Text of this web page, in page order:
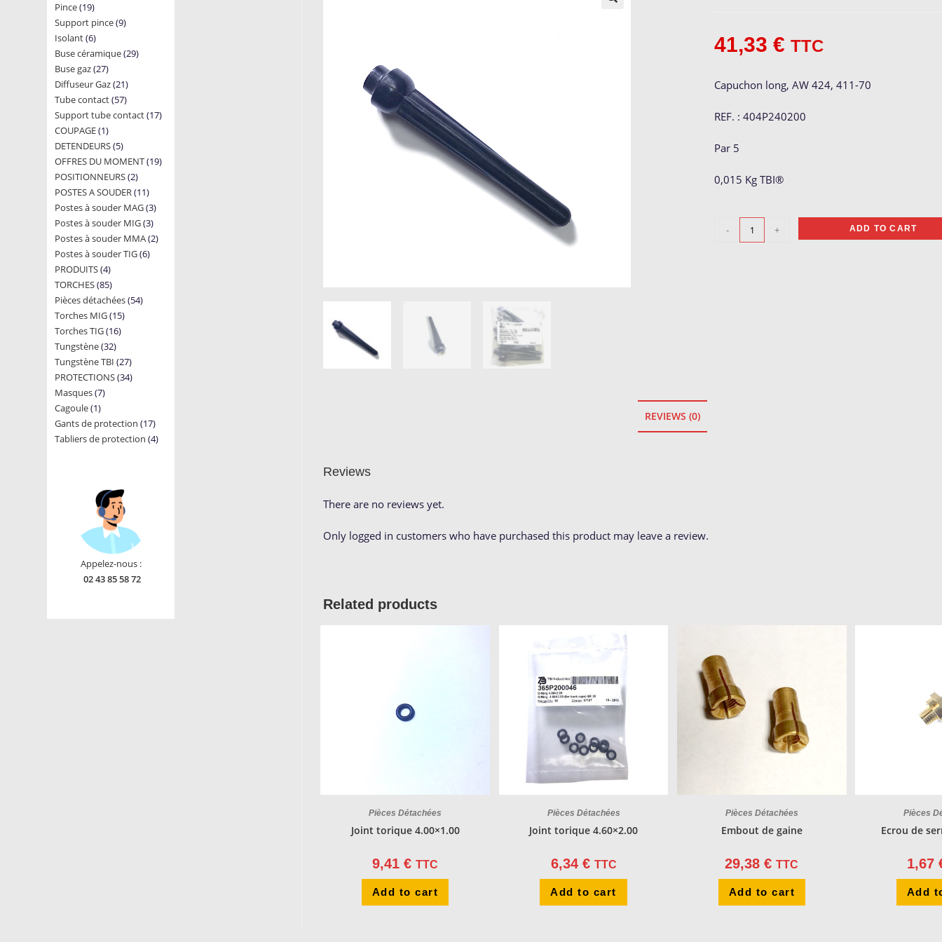
41,33€ TTC
Capuchon long, AW 424, 411-70
REF. : 404P240200
Par 5
0,015 Kg TBI®
Capuchon
- + ADD TO CART
REVIEWS (0)
Reviews
There are no reviews yet.
Only logged in customers who have purchased this product may leave a review.
Related products
Pièces Détachées
Joint torique 4.00×1.00
9,41€ TTC
Add to cart
Pièces Détachées
Joint torique 4.60×2.00
6,34 € TTC
Add to cart
Pièces Détachées
Embout de gaine
29,38€ TTC
Add to cart
Pièces
Ecrou de
1,67
Add
Pince 1919
products
Support pince 99
Isolant 66
products
Buse céramique 2929
Buse gaz 2727
products
Diffuseur Gaz 2121
products
Tube contact 5757
products
Support tube contact 1717
COUPAGE 11
product
DETENDEURS 55
products
OFFRES DU MOMENT 1919
POSITIONNEURS 22
products
POSTES A SOUDER 1111
products
Postes à souder MAG 33
products
Postes à souder MIG 33
products
Postes à souder MMA 22
Postes à souder TIG 66
PRODUITS 44
products
TORCHES 8585
products
Pièces détachées 5454
Torches MIG 1515
Torches TIG 1616
Tungstène 3232
products
Tungstène TBI 2727
products
PROTECTIONS 3434
Masques 77
Cagoule 11
product
Gants de protection 1717
products
Tabliers de protection 44
Appelez-nous :
02 43 85 58 72